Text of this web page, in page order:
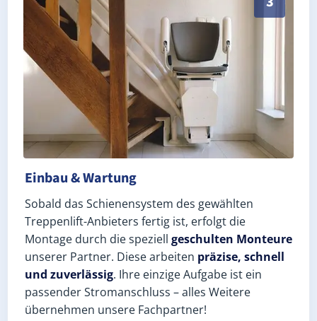
Einbau & Wartung
Sobald das Schienensystem des gewählten
Treppenlift-Anbieters fertig ist, erfolgt die
Montage durch die speziell geschulten Monteure
unserer Partner. Diese arbeiten präzise, schnell
und zuverlässig. Ihre einzige Aufgabe ist ein
passender Stromanschluss – alles Weitere
übernehmen unsere Fachpartner!